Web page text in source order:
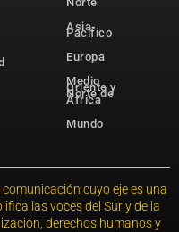
Asia-
Pacífico
Europa
Medio
Oriente y
Norte de
África
Mundo
cuyo eje es una
las voces del Sur y de la
derechos humanos y